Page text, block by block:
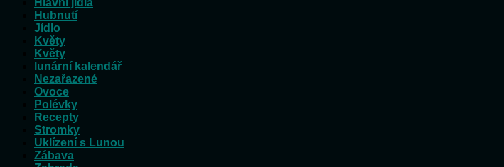
Hubnutí
Jídlo
Květy
Květy
lunární kalendář
Nezařazené
Ovoce
Polévky
Recepty
Stromky
Uklízení s Lunou
Zábava